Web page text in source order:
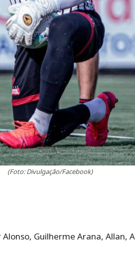
(Foto: Divulgação/Facebook)
Guilherme Arana, Allan,